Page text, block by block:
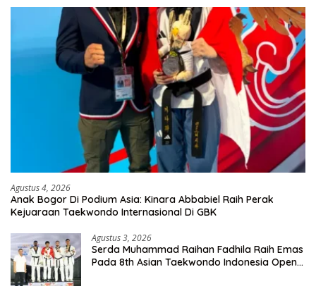
Agustus 4, 2026
Anak Bogor Di Podium Asia: Kinara Abbabiel Raih Perak
Kejuaraan Taekwondo Internasional Di GBK
Agustus 3, 2026
Serda Muhammad Raihan Fadhila Raih Emas
Pada 8th Asian Taekwondo Indonesia Open